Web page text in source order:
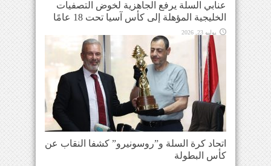
عنابي السلة يرفع الجاهزية لخوض التصفيات
الخليجية المؤهلة إلى كأس آسيا تحت 18 عامًا
يوليو 23, 2026
اتحاد كرة السلة و”روسونيرو” كشفا النقاب عن
كأس البطولة